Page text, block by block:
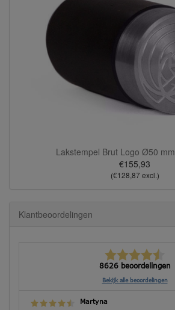
Lakstempel Brut Logo Ø50
€155,93
(€128,87 excl.)
Klantbeoordelingen
8626 beoordelingen
Bekijk alle beoordelingen
Martyna